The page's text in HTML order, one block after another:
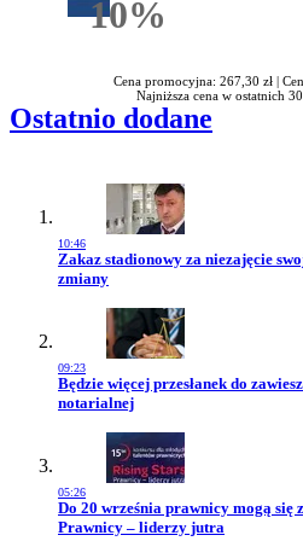
10%Rabatu
Cena promocyjna: 267,30 zł |
Najniższa cena w ostatnich
Ostatnio dodane
10:46
Przejdź do artykułu:
Zakaz stadionowy za niezajęcie
zmiany
09:23
Przejdź do artykułu:
Będzie więcej przesłanek do
notarialnej
05:26
Przejdź do artykułu:
Do 20 września prawnicy mogą się
Prawnicy – liderzy jutra